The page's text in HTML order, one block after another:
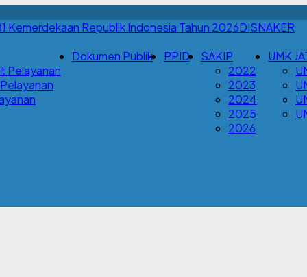
DISNAKER
Pelayanan
Dokumen Publik PPID
SAKIP
2022
2023
2024
2025
2026
UMK